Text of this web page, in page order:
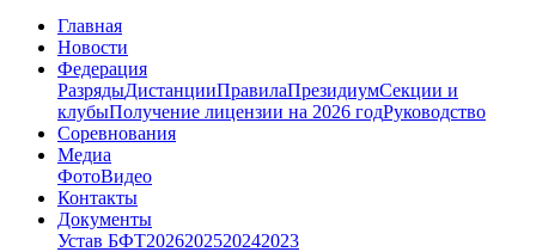
Главная
Новости
Федерация
РазрядыДистанцииПравилаПрезидиумСекции и
клубыПолучение лицензии на 2026 годРуководство
Соревнования
Медиа
ФотоВидео
Контакты
Документы
Устав БФТ2026202520242023